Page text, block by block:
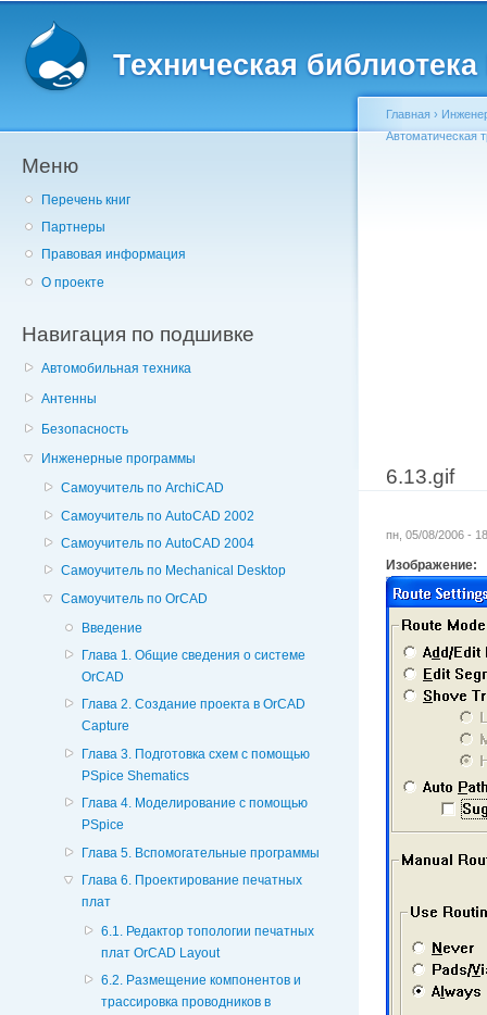
Техническая
Меню
Перечень книг
Партнеры
Правовая информация
О проекте
Навигация по подшивке
Автомобильная техника
Антенны
Безопасность
Инженерные программы
Самоучитель по ArchiCAD
Самоучитель по AutoCAD 2002
Самоучитель по AutoCAD 2004
Самоучитель по Mechanical Desktop
Самоучитель по OrCAD
Введение
Глава 1. Общие сведения о системе
OrCAD
Глава 2. Создание проекта в OrCAD
Capture
Глава 3. Подготовка схем с помощью
PSpice Shematics
Глава 4. Моделирование с помощью
PSpice
Глава 5. Вспомогательные программы
Глава 6. Проектирование печатных
плат
6.1. Редактор топологии печатных
плат OrCAD Layout
6.2. Размещение компонентов и
трассировка проводников в
Главная ›
Автоматическая
6.13.gif
пн, 05/08/2006 -
Изображение: